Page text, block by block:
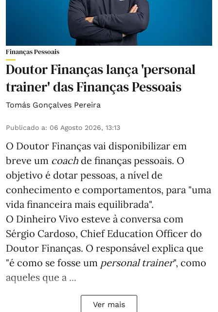
Finanças Pessoais
Doutor Finanças lança 'personal
trainer' das Finanças Pessoais
Tomás Gonçalves Pereira
Publicado a: 06 Agosto 2026, 13:13
O Doutor Finanças vai disponibilizar em
breve um coach de finanças pessoais. O
objetivo é dotar pessoas, a nível de
conhecimento e comportamentos, para "uma
vida financeira mais equilibrada".
O Dinheiro Vivo esteve à conversa com
Sérgio Cardoso, Chief Education Officer do
Doutor Finanças. O responsável explica que
"é como se fosse um personal trainer", como
aqueles que a ...
Ver mais